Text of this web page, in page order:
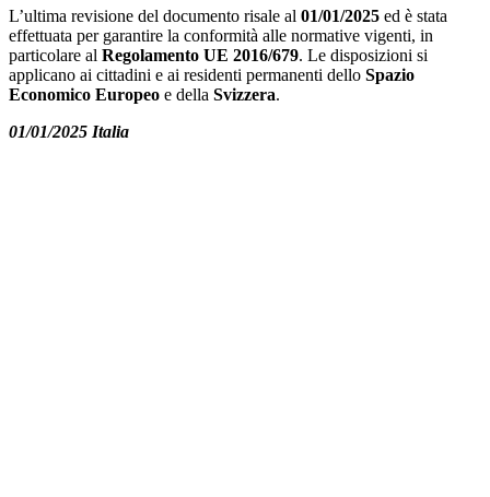
L’ultima revisione del documento risale al 01/01/2025 ed è stata
effettuata per garantire la conformità alle normative vigenti, in
particolare al Regolamento UE 2016/679. Le disposizioni si
applicano ai cittadini e ai residenti permanenti dello Spazio
Economico Europeo e della Svizzera.
01/01/2025 Italia